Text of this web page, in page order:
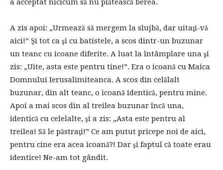
a acceptat nicicum să nu plătească berea.
A zis apoi: „Urmează să mergem la slujbă, dar uitaţi-vă
aici!” Şi tot ca şi cu batistele, a scos dintr-un buzunar
un teanc cu icoane diferite. A luat la întâmplare una şi
zis: „Uite, asta este pentru tine!”. Era o icoană cu Maica
Domnului Ierusalimiteanca. A scos din celălalt
buzunar, din alt teanc, o icoană identică, pentru mine.
Apoi a mai scos din al treilea buzunar încă una,
identică cu celelalte, şi a zis: „Asta este pentru al
treilea! Să le păstraţi!” Ce am putut pricepe noi de aici,
pentru cine era acea icoană?! Dar şi faptul că toate erau
identice! Ne-am tot gândit.